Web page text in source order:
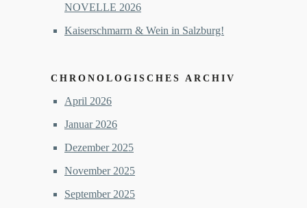
NOVELLE 2026
Kaiserschmarrn & Wein in Salzburg!
CHRONOLOGISCHES ARCHIV
April 2026
Januar 2026
Dezember 2025
November 2025
September 2025